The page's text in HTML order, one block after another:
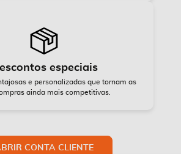
especiais
e personalizadas que tornam as
ainda mais competitivas.
CONTA CLIENTE